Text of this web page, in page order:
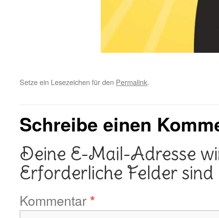
Setze ein Lesezeichen für den Permalink.
Schreibe einen
Deine E-Mail-Adresse
Erforderliche Felder
Kommentar*